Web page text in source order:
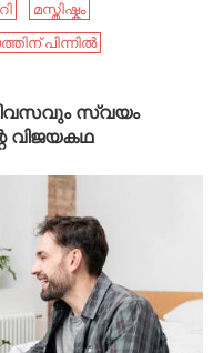
മസ്തിഷ്കം
പിന്നിൽ
ദിവസവും സ്വയം
വിജയകഥ